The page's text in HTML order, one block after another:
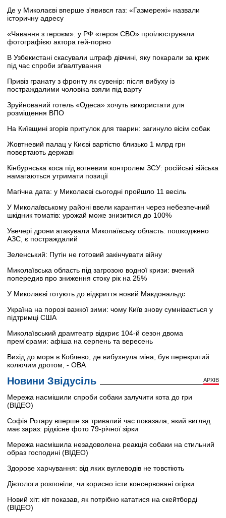
Де у Миколаєві вперше з'явився газ: «Газмережі» назвали
історичну адресу
«Чавання з героєм»: у РФ «героя СВО» проілюстрували
фотографією актора гей-порно
В Узбекистані скасували штраф дівчині, яку покарали за крик
під час спроби зґвалтування
Привіз гранату з фронту як сувенір: після вибуху із
постраждалими чоловіка взяли під варту
Зруйнований готель «Одеса» хочуть використати для
розміщення ВПО
На Київщині згорів притулок для тварин: загинуло вісім собак
Жовтневий палац у Києві вартістю близько 1 млрд грн
повертають державі
Кінбурнська коса під вогневим контролем ЗСУ: російські війська
намагаються утримати позиції
Магічна дата: у Миколаєві сьогодні пройшло 11 весіль
У Миколаївському районі ввели карантин через небезпечний
шкідник томатів: урожай може знизитися до 100%
Увечері дрони атакували Миколаївську область: пошкоджено
АЗС, є постраждалий
Зеленський: Путін не готовий закінчувати війну
Миколаївська область під загрозою водної кризи: вчений
попередив про зниження стоку рік на 25%
У Миколаєві готують до відкриття новий Макдональдс
Україна на порозі важкої зими: чому Київ знову сумнівається у
підтримці США
Миколаївський драмтеатр відкриє 104-й сезон двома
прем'єрами: афіша на серпень та вересень
Вихід до моря в Коблево, де вибухнула міна, був перекритий
колючим дротом, - ОВА
Новини Звідусіль АРХІВ
Мережа насмішили спроби собаки залучити кота до гри
(ВІДЕО)
Софія Ротару вперше за тривалий час показала, який вигляд
має зараз: рідкісне фото 79-річної зірки
Мережа насмішила незадоволена реакція собаки на стильний
образ господині (ВІДЕО)
Здорове харчування: від яких вуглеводів не товстіють
Дієтологи розповіли, чи корисно їсти консервовані огірки
Новий хіт: кіт показав, як потрібно кататися на скейтборді
(ВІДЕО)